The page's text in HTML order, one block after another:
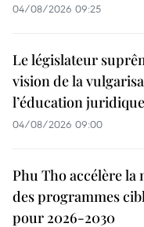
04/08/2026 09:25
Le législateur
vision de la
l’éducation
04/08/2026 09:00
Phu Tho accélère la
des programmes
pour 2026-2030